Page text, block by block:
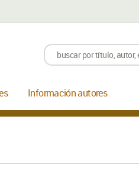
Información autores